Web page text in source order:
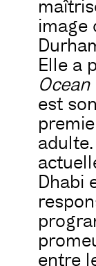
image
Elle a
est
Dhabi
entre